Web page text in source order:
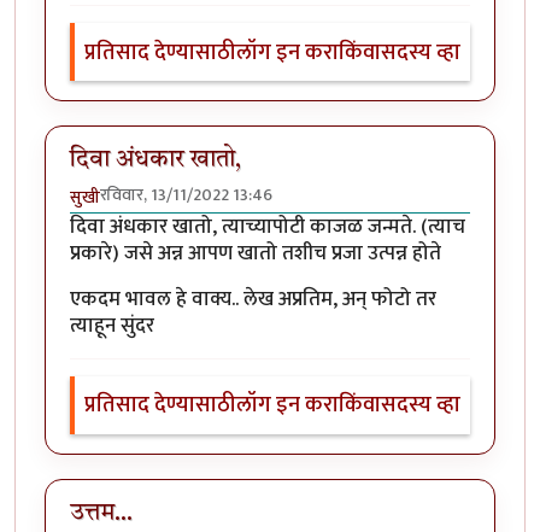
प्रतिसाद देण्यासाठीलॉग इन कराकिंवासदस्य व्हा
दिवा अंधकार खातो,
सुखीरविवार, 13/11/2022 13:46
दिवा अंधकार खातो, त्याच्यापोटी काजळ जन्मते. (त्याच
प्रकारे) जसे अन्न आपण खातो तशीच प्रजा उत्पन्न होते
एकदम भावल हे वाक्य.. लेख अप्रतिम, अन् फोटो तर
त्याहून सुंदर
प्रतिसाद देण्यासाठीलॉग इन कराकिंवासदस्य व्हा
उत्तम...